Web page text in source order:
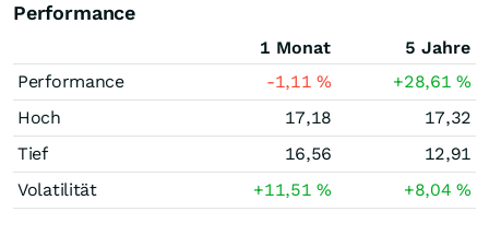
Performance
1 Monat
5 Jahre
Performance
-1,11% +28,61%
Hoch
17,18
17,32
Tief
16,56
12,91
Volatilität
+11,51% +8,04%